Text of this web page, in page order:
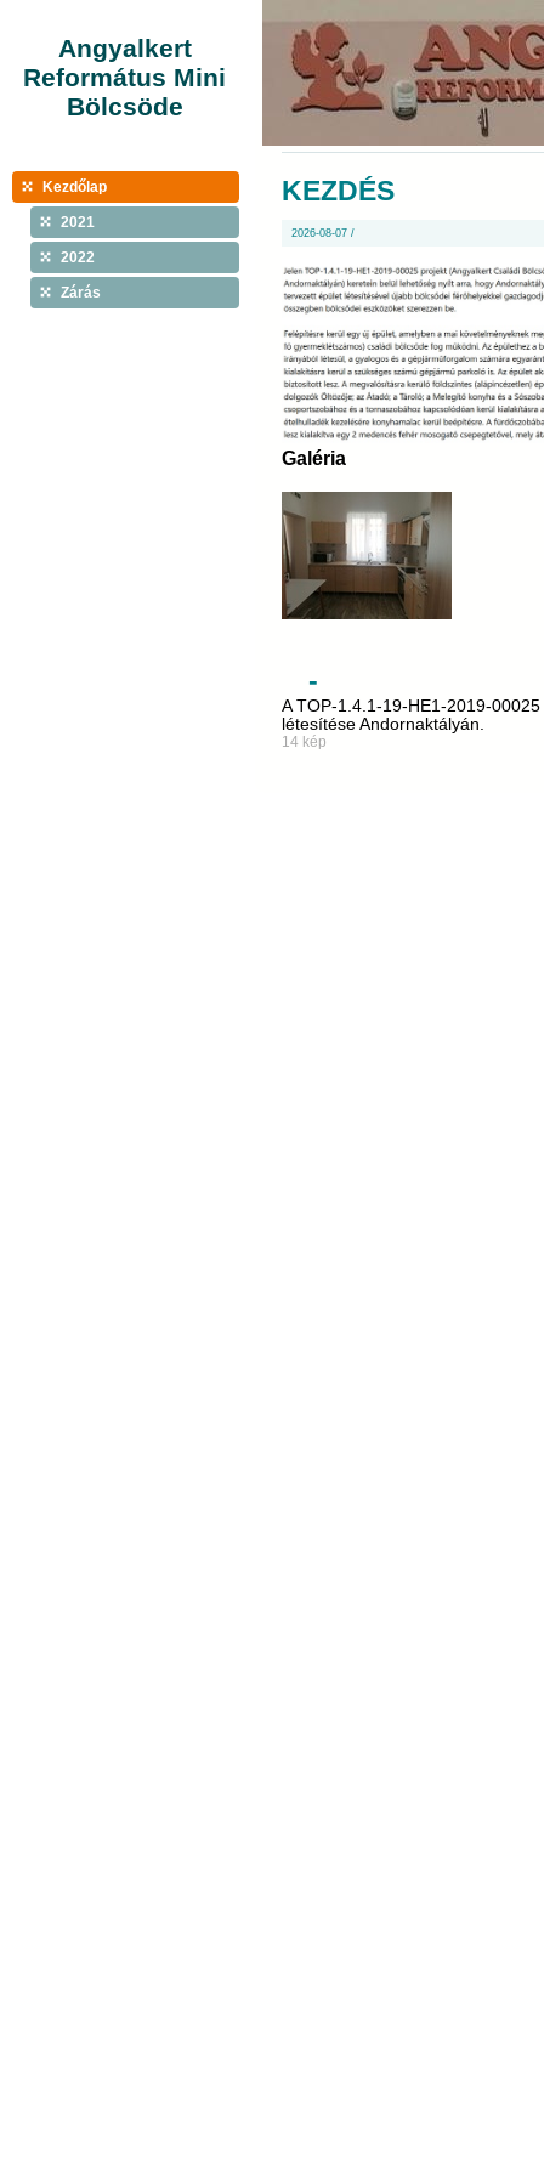
Angyalkert
Református Mini
Bölcsöde
Kezdőlap
2021
2022
Zárás
KEZDÉS
2026-08-07 /
Galéria
-
A TOP-1.4.1-19-HE1-2019-
létesítése Andornaktályán.
14 kép